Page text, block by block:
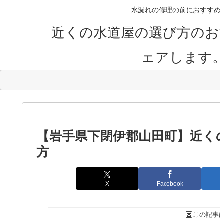
水漏れの修理の前におすす
近くの水道屋の選び方の
ェアします
【岩手県下閉伊郡山田町】近
方
X Facebook
この記事